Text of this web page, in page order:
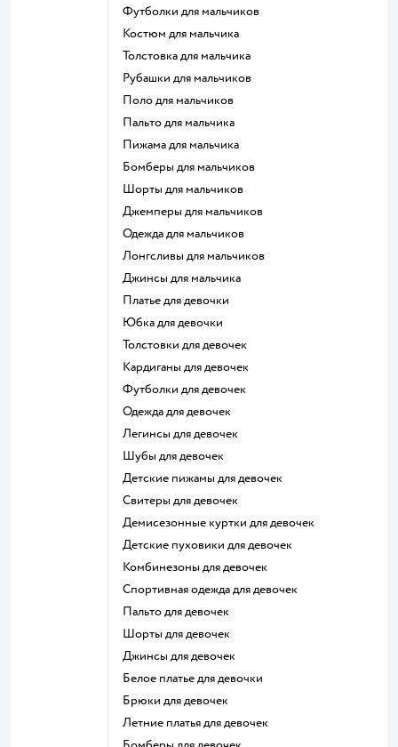
Футболки для мальчиков
Костюм для мальчика
Толстовка для мальчика
Рубашки для мальчиков
Поло для мальчиков
Пальто для мальчика
Пижама для мальчика
Бомберы для мальчиков
Шорты для мальчиков
Джемперы для мальчиков
Одежда для мальчиков
Лонгсливы для мальчиков
Джинсы для мальчика
Платье для девочки
Юбка для девочки
Толстовки для девочек
Кардиганы для девочек
Футболки для девочек
Одежда для девочек
Легинсы для девочек
Шубы для девочек
Детские пижамы для девочек
Свитеры для девочек
Демисезонные куртки для девочек
Детские пуховики для девочек
Комбинезоны для девочек
Спортивная одежда для девочек
Пальто для девочек
Шорты для девочек
Джинсы для девочек
Белое платье для девочки
Брюки для девочек
Летние платья для девочек